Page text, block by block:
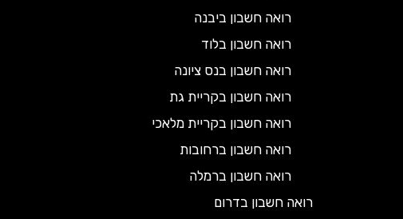
רואה חשבון ביבנה
רואה חשבון בלוד
רואה חשבון בנס ציונה
רואה חשבון בקריית גת
רואה חשבון בקריית מלאכי
רואה חשבון ברחובות
רואה חשבון ברמלה
רואה חשבון בדרום